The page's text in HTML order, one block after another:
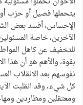
يتحملها فصيل أو حزب
الإحساس، أفسد بعض
الآخرين، خاصة
للتخفيف عن كاهل
بقوة، والأهم هو أن
نفوسهم بعد الانقلاب
كل شيء، وقد انقلبت
ومعتقلين ومطاردين